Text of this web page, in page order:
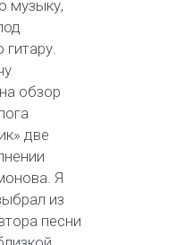
музыку,
гитару.
обзор
две
Я
из
песни